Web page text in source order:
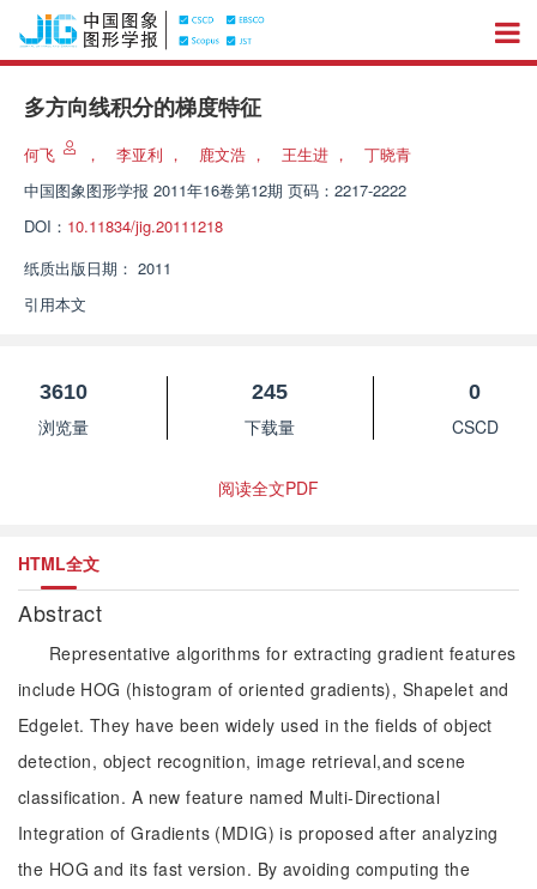
多方向线积分的梯度特征
何飞 ， 李亚利 ， 鹿文浩 ， 王生进 ，
丁晓青
中国图象图形学报 2011年16卷第12期 页码：2217-2222
DOI： 10.11834/jig.20111218
纸质出版日期： 2011
引用本文
3610
浏览量
245
下载量
0
CSCD
阅读全文PDF
HTML全文
Abstract
Representative algorithms for extracting gradient features
include HOG (histogram of oriented gradients), Shapelet and
Edgelet. They have been widely used in the fields of object
detection, object recognition, image retrieval,and scene
classification. A new feature named Multi-Directional
Integration of Gradients (MDIG) is proposed after analyzing
the HOG and its fast version. By avoiding computing the